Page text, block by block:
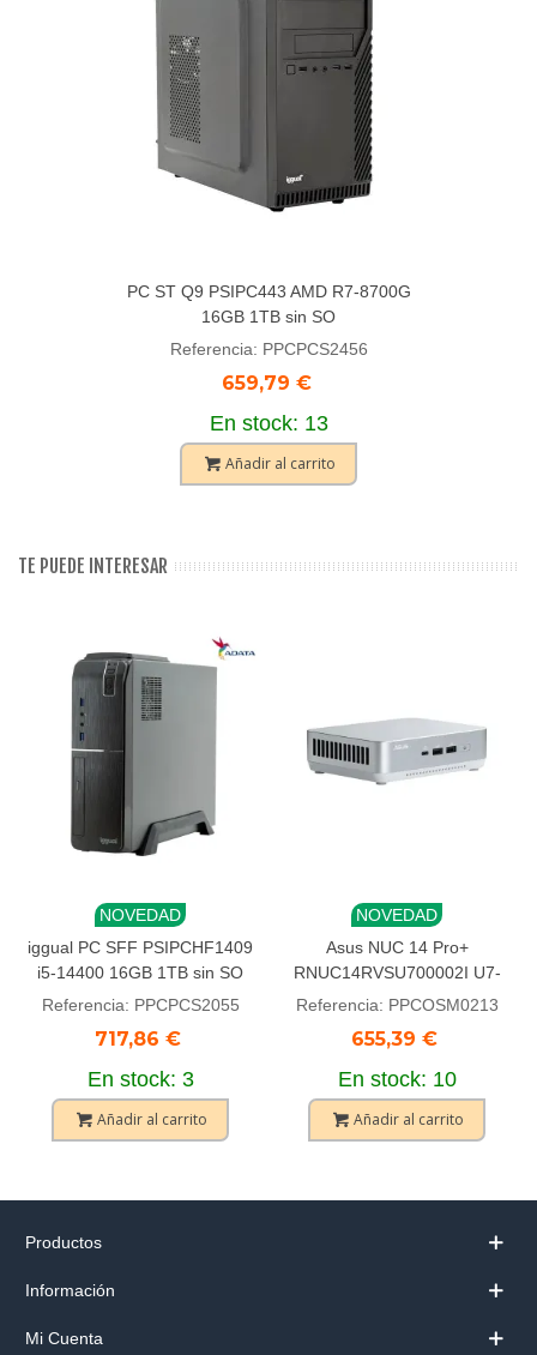
PC ST Q9 PSIPC443 AMD R7-8700G
16GB 1TB sin SO
Referencia: PPCPCS2456
659,79 €
En stock: 13
Añadir al carrito
TE PUEDE INTERESAR
NOVEDAD
iggual PC SFF PSIPCHF1409
i5-14400 16GB 1TB sin SO
Referencia: PPCPCS2055
717,86 €
En stock: 3
Añadir al carrito
NOVEDAD
Asus NUC 14 Pro+
RNUC14RVSU700002I U7-
155H Plata
Referencia: PPCOSM0213
655,39 €
En stock: 10
Añadir al carrito
Productos
Información
Mi Cuenta